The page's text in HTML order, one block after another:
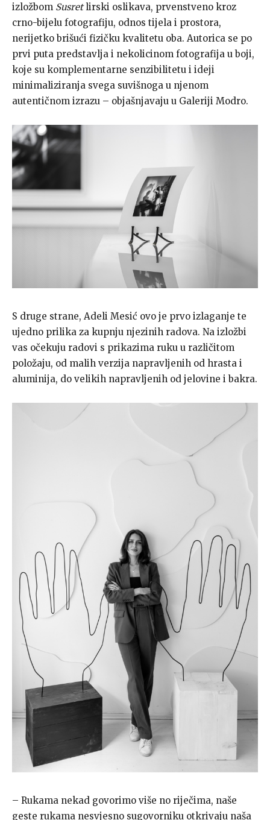
izložbom Susretlirski oslikava, prvenstveno kroz
crno-bijelu fotografiju, odnos tijela i prostora,
nerijetko brišući fizičku kvalitetu oba. Autorica se po
prvi puta predstavlja i nekolicinom fotografija u boji,
koje su komplementarne senzibilitetu i ideji
minimaliziranja svega suvišnoga u njenom
autentičnom izrazu – objašnjavaju u Galeriji Modro.
S druge strane, Adeli Mesić ovo je prvo izlaganje te
ujedno prilika za kupnju njezinih radova. Na izložbi
vas očekuju radovi s prikazima ruku u različitom
položaju, od malih verzija napravljenih od hrasta i
aluminija, do velikih napravljenih od jelovine i bakra.
– Rukama nekad govorimo više no riječima, naše
geste rukama nesvjesno sugovorniku otkrivaju naša